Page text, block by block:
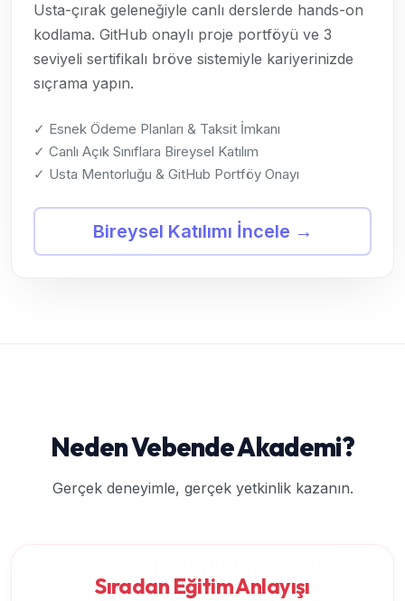
Usta-çırak geleneğiyle canlı derslerde hands-on
kodlama. GitHub onaylı proje portföyü ve 3
seviyeli sertifikalı bröve sistemiyle kariyerinizde
sıçrama yapın.
✓ Esnek Ödeme Planları & Taksit İmkanı
✓ Canlı Açık Sınıflara Bireysel Katılım
✓ Usta Mentorluğu & GitHub Portföy Onayı
Bireysel Katılımı İncele →
Neden Vebende Akademi?
Gerçek deneyimle, gerçek yetkinlik kazanın.
Sıradan Eğitim Anlayışı